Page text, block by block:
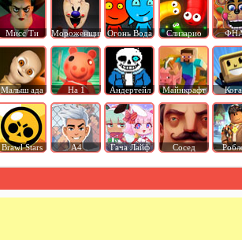
Мисс Ти Мороженщик Огонь Вода Слизарио
Малыш ада На 1 Андертейл Майнкрафт
Brawl Stars А4 Гача Лайф Сосед